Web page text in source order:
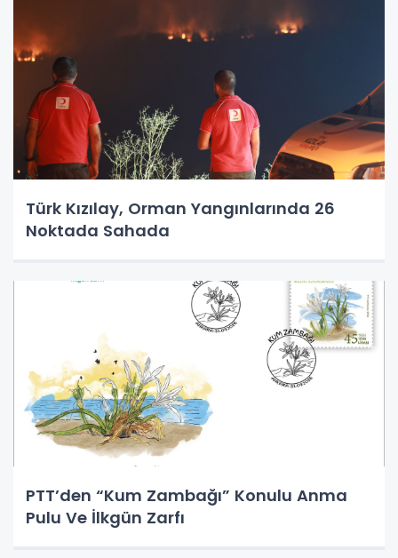
Türk Kızılay, Orman Yangınlarında 26
Noktada Sahada
PTT’den “Kum Zambağı” Konulu Anma
Pulu Ve İlkgün Zarfı